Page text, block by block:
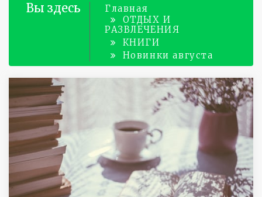
Вы здесь
Главная
ОТДЫХ И
РАЗВЛЕЧЕНИЯ
КНИГИ
Новинки августа